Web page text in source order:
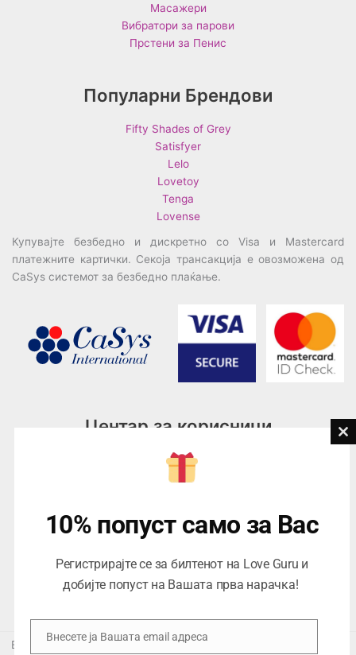
Масажери
Вибратори за парови
Прстени за Пенис
Популарни Брендови
Fifty Shades of Grey
Satisfyer
Lelo
Lovetoy
Tenga
Lovense
Купувајте безбедно и дискретно со Visa и Mastercard
платежните картички. Секоја трансакција е овозможена од
CaSys системот за безбедно плаќање.
Центар за корисници
076945497; 076945498
contact@loveguru.mk
Саб – Нед: 10-18
Еуропеан Траде Дооел Скопје, Варшавска 5/1 -5, 1000 Скопје,
10% попуст само за Вас
Регистрирајте се за билтенот на Love Guru и
добијте попуст на Вашата прва нарачка!
Email
Внесете ја Вашата email адреса